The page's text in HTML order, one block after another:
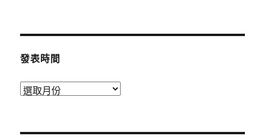
發表時間
發